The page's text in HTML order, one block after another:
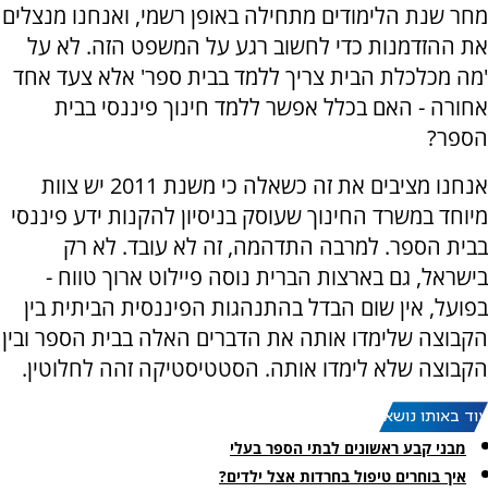
מחר שנת הלימודים מתחילה באופן רשמי, ואנחנו מנצלים
את ההזדמנות כדי לחשוב רגע על המשפט הזה. לא על
'מה מכלכלת הבית צריך ללמד בבית ספר' אלא צעד אחד
אחורה - האם בכלל אפשר ללמד חינוך פיננסי בבית
הספר?
אנחנו מציבים את זה כשאלה כי משנת 2011 יש צוות
מיוחד במשרד החינוך שעוסק בניסיון להקנות ידע פיננסי
בבית הספר. למרבה התדהמה, זה לא עובד. לא רק
בישראל, גם בארצות הברית נוסה פיילוט ארוך טווח -
בפועל, אין שום הבדל בהתנהגות הפיננסית הביתית בין
הקבוצה שלימדו אותה את הדברים האלה בבית הספר ובין
הקבוצה שלא לימדו אותה. הסטטיסטיקה זהה לחלוטין.
עוד באותו נושא:
מבני קבע ראשונים לבתי הספר בעלי
איך בוחרים טיפול בחרדות אצל ילדים?